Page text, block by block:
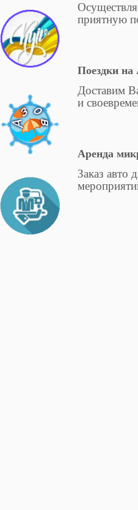
приятную
Поездки на
Доставим
и
Аренда
Заказ авто